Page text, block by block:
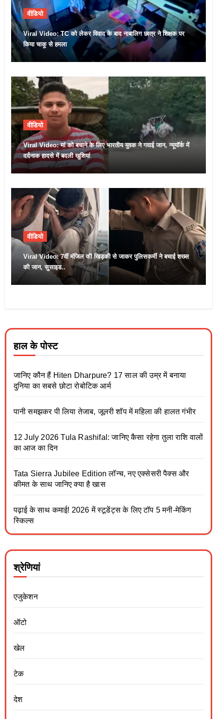
वीडियो
Viral Video: TC को लेकर विवाद के बाद नाबालिग छात्र ने शिक्षक पर
किया चाकू से हमला
वीडियो
Viral Video: मां को बचाने के लिए भारतीय युवक ने गवाई जान, न्यूयॉर्क में
दर्दनाक हादसे में बदली खुशियां
वीडियो
Viral Video: 7वीं मंजिल की खिड़की से जाकर पुलिसकर्मी ने बचाई शख्स
की जान, सुसाइड..
हाल के पोस्ट
जानिए कौन हैं Hiten Dharpure? 17 साल की उम्र में बनाया
दुनिया का सबसे छोटा रोबोटिक आर्म
पानी समझकर पी लिया तेजाब, जूलरी शॉप में महिला की हालत गंभीर
12 July 2026 Tula Rashifal: जानिए कैसा रहेगा तुला राशि वालों
का आज का दिन
Tata Sierra Jubilee Edition लॉन्च, नए एक्सेसरी पैक्स और
कीमत के साथ जानिए क्या है खास
पढ़ाई के साथ कमाई! 2026 में स्टूडेंट्स के लिए टॉप 5 मनी-मेकिंग
स्किल्स
श्रेणियां
एजुकेशन
ऑटो
खेल
टेक
देश